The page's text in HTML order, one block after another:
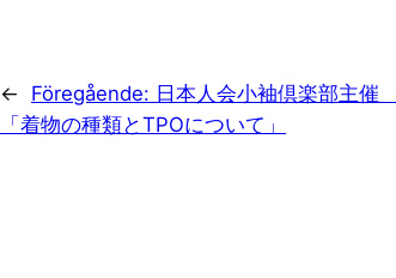
← Föregående: 日本人会小袖倶楽部主
「着物の種類とTPOについて」